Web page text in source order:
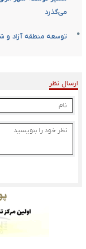
می‌گذرد
توسعه منطقه آزاد و
ارسال نظر